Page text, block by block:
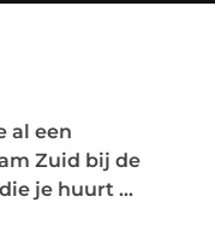
al een
Zuid bij de
je huurt ...